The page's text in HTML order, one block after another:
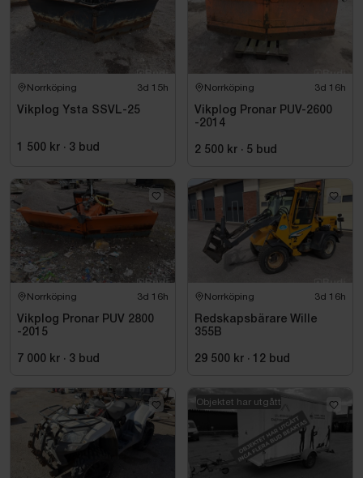
Norrköping 3d 15h
Vikplog Ysta SSVL-25
1 500 kr · 3 bud
Norrköping 3d 16h
Vikplog Pronar PUV-2600
-2014
2 500 kr · 5 bud
Norrköping 3d 16h
Vikplog Pronar PUV 2800
-2015
7 000 kr · 3 bud
Norrköping 3d 16h
Redskapsbärare Wille
355B
29 500 kr · 12 bud
Objektet har utgått